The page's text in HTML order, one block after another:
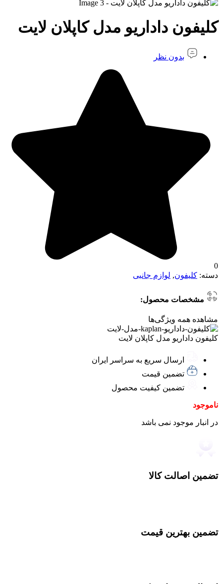
کلیفون داداریو مدل کاپلان لایت
بدون نظر
0
دسته: کلیفون, لوازم جانبی
مشخصات محصول:
مشاهده همه ویژگی‌ها
کلیفون داداریو مدل کاپلان لایت
ارسال سریع به سراسر ایران
تضمین قیمت
تضمین کیفیت محصول
ناموجود
در انبار موجود نمی باشد
تضمین اصالت کالا
تضمین بهترین قیمت